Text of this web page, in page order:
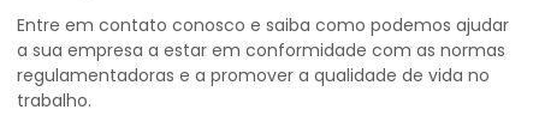
Entre em contato conosco e saiba como podemos ajudar
a sua empresa a estar em conformidade com as normas
regulamentadoras e a promover a qualidade de vida no
trabalho.